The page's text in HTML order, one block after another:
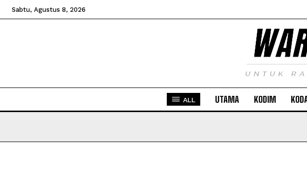
Sabtu, Agustus 8, 2026
ALL UTAMA KODIM